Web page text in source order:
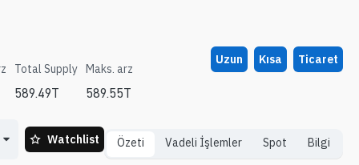
Total Supply
589.49T
Maks. arz
589.55T
Uzun Kısa Ticaret
Watchlist Özeti Vadeli İşlemler Spot Bilgi